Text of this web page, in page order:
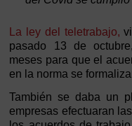
La ley del teletrabajo,
pasado 13 de
meses para que el
en la norma se
También se daba un
empresas efectuaran